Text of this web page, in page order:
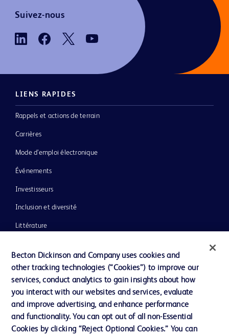
Suivez-nous
LIENS RAPIDES
Rappels et actions de terrain
Carrières
Mode d’emploi électronique
Événements
Investisseurs
Inclusion et diversité
Littérature
Notre entreprise
Éthique et conformité
Becton Dickinson and Company uses cookies and
other tracking technologies (“Cookies”) to improve our
services, conduct analytics to gain insights about how
you interact with our websites and services, evaluate
and improve advertising, and enhance performance
and functionality. You can opt out of all non-Essential
Cookies by clicking “Reject Optional Cookies.” You can